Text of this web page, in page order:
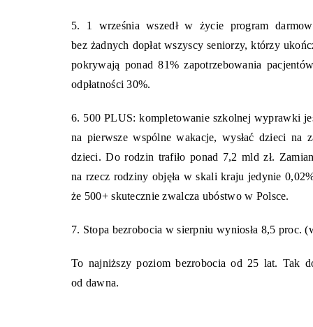
5. 1 września wszedł w życie program
bez żadnych dopłat wszyscy seniorzy, którzy
pokrywają ponad 81% zapotrzebowania
odpłatności 30%.
6. 500 PLUS: kompletowanie szkolnej wyprawki
na pierwsze wspólne wakacje, wysłać dzieci na
dzieci. Do rodzin trafiło ponad 7,2 mld zł.
na rzecz rodziny objęła w skali kraju jedynie
że 500+ skutecznie zwalcza ubóstwo w Polsce.
7. Stopa bezrobocia w sierpniu wyniosła 8,5 proc.
To najniższy poziom bezrobocia od 25 lat. Tak
od dawna.